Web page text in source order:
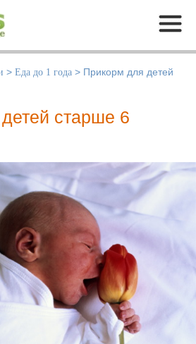
Меню
> Еда до 1 года > Прикорм для детей
старше 6